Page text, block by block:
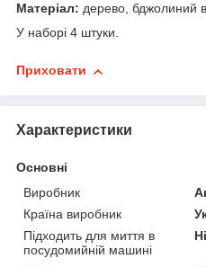
Матеріал: дерево, бджолиний
У наборі 4 штуки.
Приховати
Характеристики
Основні
Виробник
Країна виробник
Підходить для миття в
посудомийній машині
Ні